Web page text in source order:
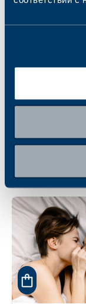
ИППП
мазок)